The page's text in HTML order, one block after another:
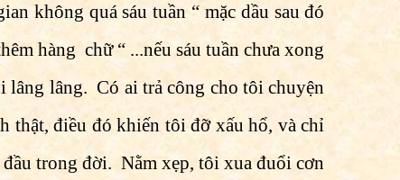
không quá sáu tuần “ mặc dầu sau đó
hàng chữ “ ...nếu sáu tuần chưa xong
lâng. Có ai trả công cho tôi chuyện
thật, điều đó khiến tôi đỡ xấu hổ, và chỉ
trong đời. Nằm xẹp, tôi xua đuổi cơn